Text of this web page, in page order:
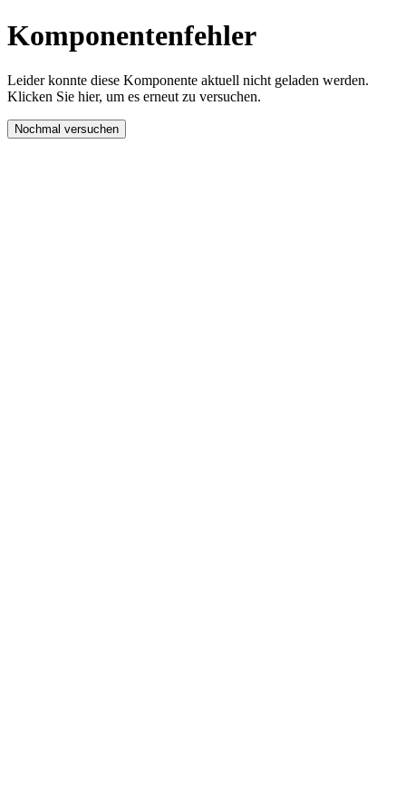
Komponentenfehler
Leider konnte diese Komponente aktuell nicht geladen werden.
Klicken Sie hier, um es erneut zu versuchen.
Nochmal versuchen